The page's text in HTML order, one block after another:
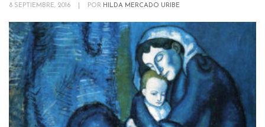
8 SEPTIEMBRE, 2016 POR HILDA MERCADO URIBE